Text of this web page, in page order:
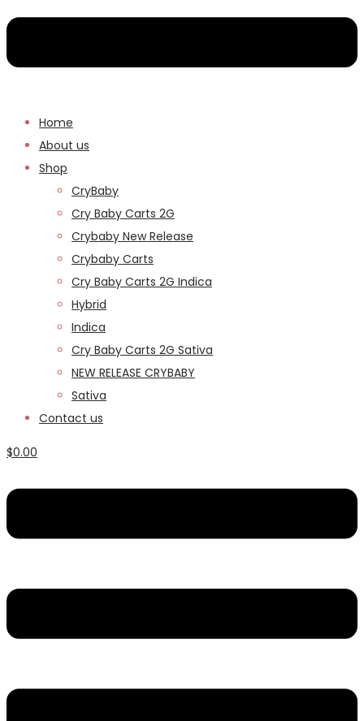
Home
About us
Shop
CryBaby
Cry Baby Carts 2G
Crybaby New Release
Crybaby Carts
Cry Baby Carts 2G Indica
Hybrid
Indica
Cry Baby Carts 2G Sativa
NEW RELEASE CRYBABY
Sativa
Contact us
$0.00